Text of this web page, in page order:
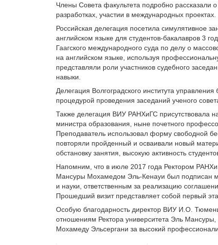
Члены Совета факультета подробно рассказали
разработках, участии в международных проектах.
Российская делегация посетила симулятивное
английском языке для студентов-бакалавров 3
Гаагского международного суда по делу о
на английском языке, используя
представляли роли участников судебного
навыки.
Делегация Волгоградского института
процедурой проведения заседаний ученого
Также делегация ВИУ РАНХиГС присутствовала
министра образования, ныне почетного
Преподаватель использовал форму свободной
повторяли пройденный и осваивали новый
обстановку занятия, высокую активность
Напомним, что в июле 2017 года Ректором
Мансуры Мохамедом Эль-Кенауи был подписан
и науки, ответственным за реализацию
Прошедший визит представляет собой первый
Особую благодарность директор ВИУ И.О.
отношениям Ректора университета Эль
Мохамеду Эльсергани за высокий